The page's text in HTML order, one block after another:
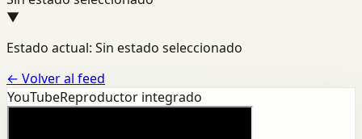
▼
Estado actual: Sin estado seleccionado
← Volver al feed
YouTubeReproductor integrado